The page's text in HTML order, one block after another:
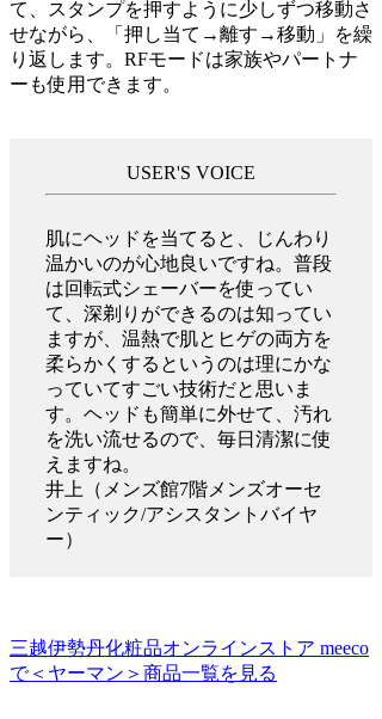
て、スタンプを押すように少しずつ移動さ
せながら、「押し当て→離す→移動」を繰
り返します。RFモードは家族やパートナ
ーも使用できます。
USER'S VOICE
肌にヘッドを当てると、じんわり
温かいのが心地良いですね。普段
は回転式シェーバーを使ってい
て、深剃りができるのは知ってい
ますが、温熱で肌とヒゲの両方を
柔らかくするというのは理にかな
っていてすごい技術だと思いま
す。ヘッドも簡単に外せて、汚れ
を洗い流せるので、毎日清潔に使
えますね。
井上（メンズ館7階メンズオーセ
ンティック/アシスタントバイヤ
ー）
三越伊勢丹化粧品オンラインストア meeco
で＜ヤーマン＞商品一覧を見る